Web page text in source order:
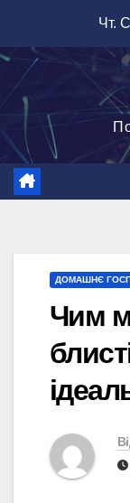
вмісту
Чт.
ДОМАШНЄ
Чим